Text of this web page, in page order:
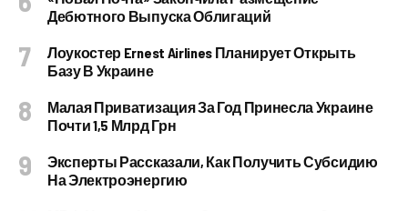
Дебютного Выпуска Облигаций
Лоукостер Ernest Airlines Планирует Открыть
Базу В Украине
Малая Приватизация За Год Принесла Украине
Почти 1,5 Млрд Грн
Эксперты Рассказали, Как Получить Субсидию
На Электроэнергию